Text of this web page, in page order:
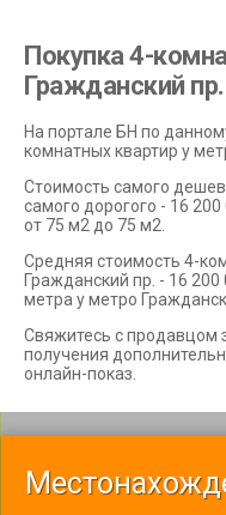
Покупка 4-
Гражданский пр.
На портале БН по
комнатных квартир у
Стоимость самого
самого дорогого - 16
от 75 м2 до 75 м2.
Средняя стоимость 4-
Гражданский пр. - 16
метра у метро
Свяжитесь с продавцом
получения
онлайн-показ.